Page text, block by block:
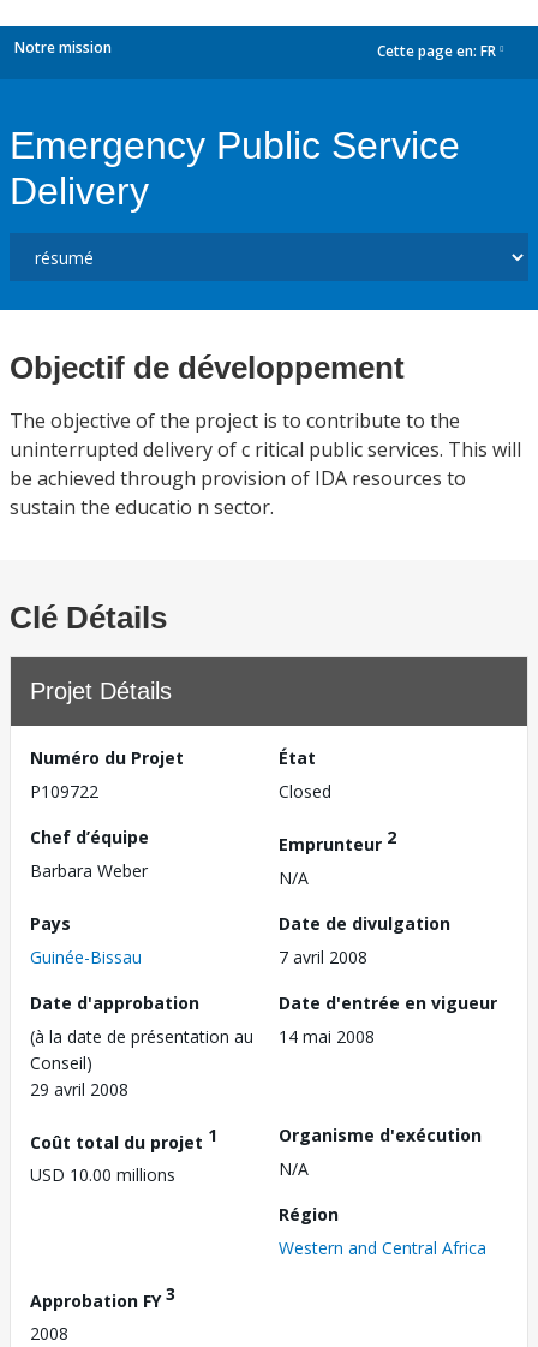
Notre mission Cette page en: FR
Emergency Public Service
Delivery
Objectif de développement
The objective of the project is to contribute to the
uninterrupted delivery of c ritical public services. This will
be achieved through provision of IDA resources to
sustain the educatio n sector.
Clé Détails
Projet Détails
Numéro du Projet
P109722
État
Closed
Chef d’équipe
Barbara Weber
Emprunteur 2
N/A
Pays
Guinée-Bissau
Date de divulgation
7 avril 2008
Date d'approbation
(à la date de présentation au
Conseil)
29 avril 2008
Date d'entrée en vigueur
14 mai 2008
Coût total du projet 1
USD 10.00 millions
Organisme d'exécution
N/A
Région
Western and Central Africa
Approbation FY3
2008